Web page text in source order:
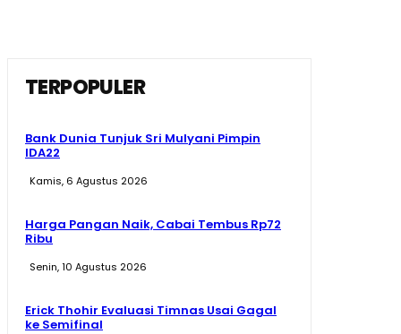
TERPOPULER
Bank Dunia Tunjuk Sri Mulyani Pimpin
IDA22
Kamis, 6 Agustus 2026
Harga Pangan Naik, Cabai Tembus Rp72
Ribu
Senin, 10 Agustus 2026
Erick Thohir Evaluasi Timnas Usai Gagal
ke Semifinal